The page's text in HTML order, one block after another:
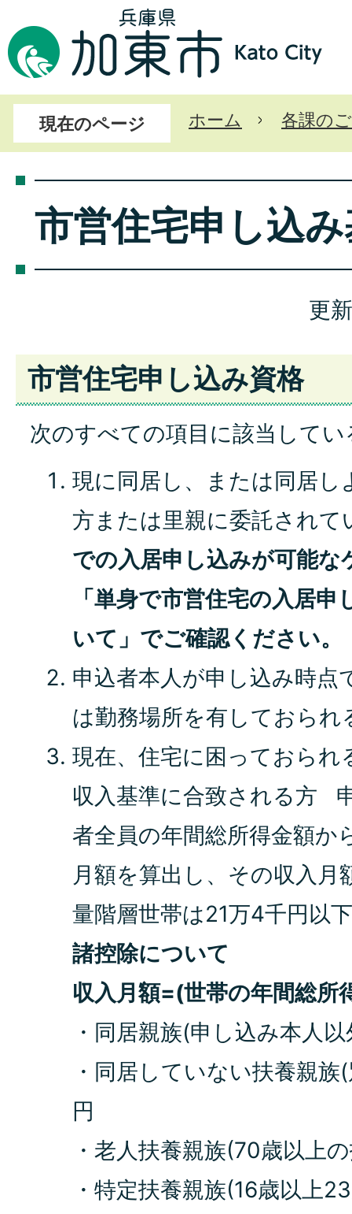
現在のページ ホーム 各課の
市営住宅申し込
更
市営住宅申し込み資格
次のすべての項目に該当して
現に同居し、または同居
方または里親に委託され
での入居申し込みが可能
「単身で市営住宅の入居
いて」でご確認ください。
申込者本人が申し込み時点
は勤務場所を有しておられ
現在、住宅に困っておられ
収入基準に合致される方
者全員の年間総所得金額か
月額を算出し、その収入月
量階層世帯は21万4千円以
諸控除について
収入月額=(世帯の年間総所
・同居親族(申し込み本人
・同居していない扶養親
円
・老人扶養親族(70歳以上
・特定扶養親族(16歳以上